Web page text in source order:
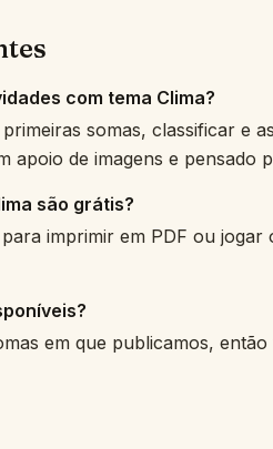
com tema Clima?
somas, classificar e
apoio de imagens e pensado
são grátis?
para imprimir em PDF ou
em que publicamos,